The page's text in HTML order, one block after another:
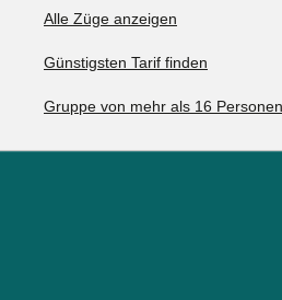
Alle Züge anzeigen
Günstigsten Tarif finden
Gruppe von mehr als 16 Personen